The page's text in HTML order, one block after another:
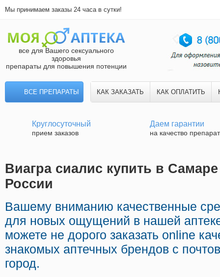
Мы принимаем заказы 24 часа в сутки!
все для Вашего сексуального
здоровья
препараты для повышения потенции
ВСЕ ПРЕПАРАТЫ КАК ЗАКАЗАТЬ КАК ОПЛАТИТЬ
Круглосуточный
прием заказов
Даем гарантии
на качество
Виагра сиалис купить в
России
Вашему вниманию качественные
для новых ощущений в нашей
можете не дорого заказать online
знакомых аптечных брендов с
город.